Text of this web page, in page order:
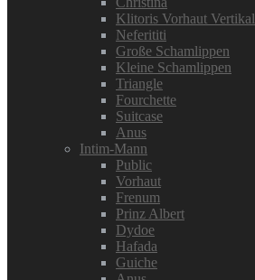
Klitoris Vorhaut Vertikal
Neferititi
Große Schamlippen
Kleine Schamlippen
Triangle
Fourchette
Suitcase
Anus
Intim-Mann
Public
Vorhaut
Frenum
Prinz Albert
Dydoe
Hafada
Guiche